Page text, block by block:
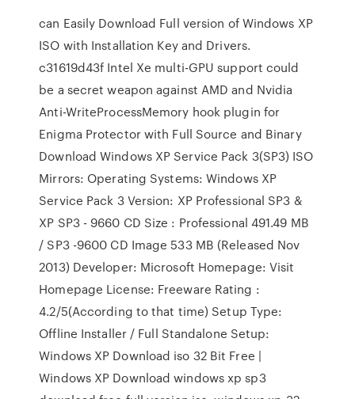
can Easily Download Full version of Windows XP
ISO with Installation Key and Drivers.
c31619d43f Intel Xe multi-GPU support could
be a secret weapon against AMD and Nvidia
Anti-WriteProcessMemory hook plugin for
Enigma Protector with Full Source and Binary
Download Windows XP Service Pack 3(SP3) ISO
Mirrors: Operating Systems: Windows XP
Service Pack 3 Version: XP Professional SP3 &
XP SP3 - 9660 CD Size : Professional 491.49 MB
/ SP3 -9600 CD Image 533 MB (Released Nov
2013) Developer: Microsoft Homepage: Visit
Homepage License: Freeware Rating :
4.2/5(According to that time) Setup Type:
Offline Installer / Full Standalone Setup:
Windows XP Download iso 32 Bit Free |
Windows XP Download windows xp sp3